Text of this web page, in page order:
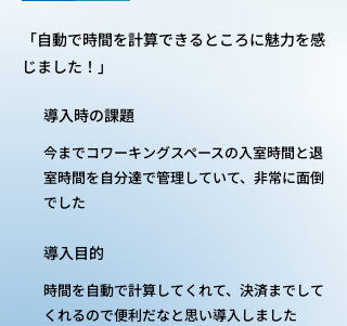
「自動で時間を計算できるところに魅力を感
じました！」
導入時の課題
今までコワーキングスペースの入室時間と退
室時間を自分達で管理していて、非常に面倒
でした
導入目的
時間を自動で計算してくれて、決済までして
くれるので便利だなと思い導入しました